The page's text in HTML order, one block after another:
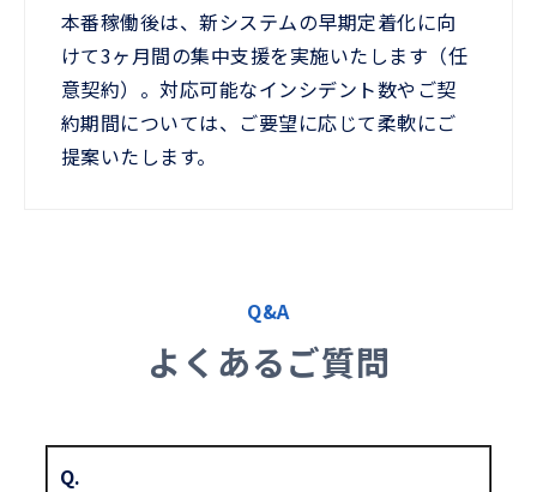
本番稼働後は、新システムの早期定着化に向
けて3ヶ月間の集中支援を実施いたします（任
意契約）。対応可能なインシデント数やご契
約期間については、ご要望に応じて柔軟にご
提案いたします。
Q&A
よくあるご質問
Q.